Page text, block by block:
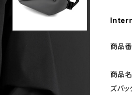
商品
商品
ズバッ